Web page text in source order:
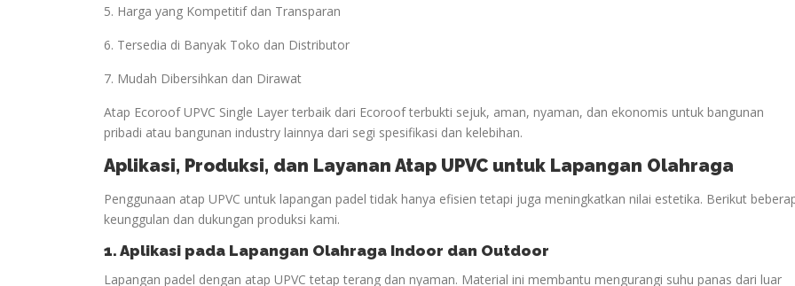
5. Harga yang Kompetitif dan Transparan
6. Tersedia di Banyak Toko dan Distributor
7. Mudah Dibersihkan dan Dirawat
Atap Ecoroof UPVC Single Layer terbaik dari Ecoroof terbukti sejuk, aman, nyaman, dan ekonomis untuk bangunan
pribadi atau bangunan industry lainnya dari segi spesifikasi dan kelebihan.
Aplikasi, Produksi, dan Layanan Atap UPVC untuk Lapangan Olahraga
Penggunaan atap UPVC untuk lapangan padel tidak hanya efisien tetapi juga meningkatkan nilai estetika. Berikut
keunggulan dan dukungan produksi kami.
1. Aplikasi pada Lapangan Olahraga Indoor dan Outdoor
Lapangan padel dengan atap UPVC tetap terang dan nyaman. Material ini membantu mengurangi suhu panas dari luar